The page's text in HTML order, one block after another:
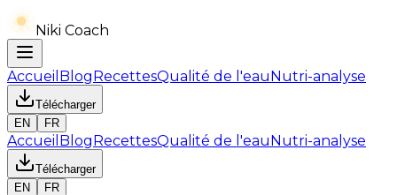
Niki Coach
Accueil BlogRecettesQualité de l'eauNutri-analyse
Télécharger
EN
FR
Accueil BlogRecettesQualité de l'eauNutri-analyse
Télécharger
EN
FR